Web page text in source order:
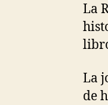
La
La
de